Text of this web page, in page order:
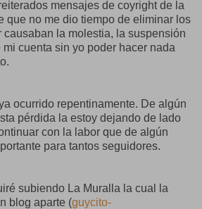
mensajes de coyright de la
que no me dio tiempo de eliminar los
la molestia, la suspensión
cuenta sin yo poder hacer nada
ocurrido repentinamente. De algún
pérdida la estoy dejando de lado
con la labor que de algún
para tantos seguidores.
subiendo La Muralla la cual la
blog aparte (guycito-